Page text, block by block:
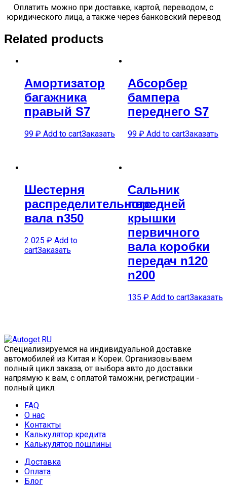
Оплатить можно при доставке, картой, переводом, с
юридического лица, а также через банковский перевод
Related products
Амортизатор
багажника
правый S7
99 ₽ Add to cartЗаказать
Абсорбер
бампера
переднего S7
99 ₽ Add to cartЗаказать
Шестерня
распределительного
вала n350
2 025 ₽ Add to
cartЗаказать
Сальник
передней
крышки
первичного
вала коробки
передач n120
n200
135 ₽ Add to cartЗаказать
Специализируемся на индивидуальной доставке
автомобилей из Китая и Кореи. Организовываем
полный цикл заказа, от выбора авто до доставки
напрямую к вам, с оплатой таможни, регистрации -
полный цикл.
FAQ
О нас
Контакты
Калькулятор кредита
Калькулятор пошлины
Доставка
Оплата
Блог